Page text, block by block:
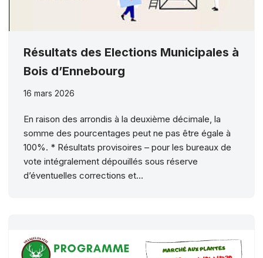
Résultats des Elections Municipales à
Bois d’Ennebourg
16 mars 2026
En raison des arrondis à la deuxième décimale, la
somme des pourcentages peut ne pas être égale à
100%. * Résultats provisoires – pour les bureaux de
vote intégralement dépouillés sous réserve
d’éventuelles corrections et…